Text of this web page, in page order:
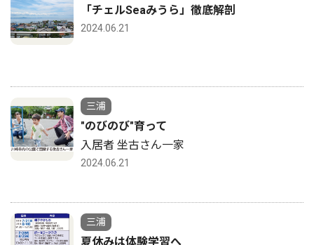
「チェルSeaみうら」徹底解剖
2024.06.21
三浦
"のびのび"育って
入居者 坐古さん一家
2024.06.21
三浦
夏休みは体験学習へ